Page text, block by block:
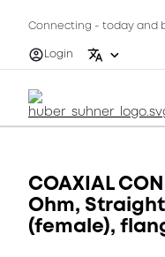
Connecting - today and
Login
COAXIAL
Ohm,
(female),